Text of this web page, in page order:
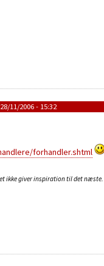
11/2006 - 15:32
forhandler.shtml
ikke giver inspiration til det næste.